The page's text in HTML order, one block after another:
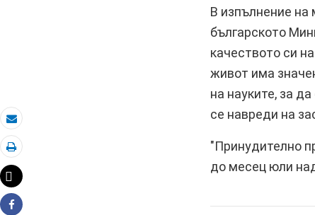
Eлектронна поща
Отпечатай
Tweet
В изпълнение на
българското
качеството си
живот има
на науките, за
се навреди на
"Принудително
до месец юли